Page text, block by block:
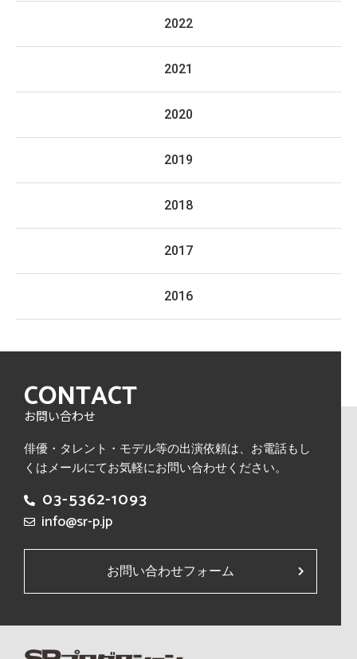
2022
2021
2020
2019
2018
2017
2016
CONTACT
お問い合わせ
俳優・タレント・モデル等の出演依頼は、 お電話もし
くはメールにてお気軽にお問い合わせください。
03-5362-1093
info@sr-p.jp
お問い合わせフォーム